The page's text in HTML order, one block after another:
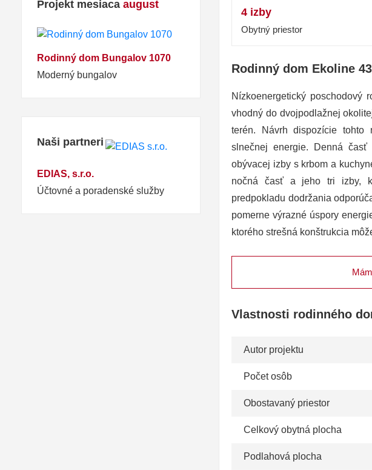
Projekt mesiaca august
Rodinný dom Bungalov 1070
Moderný bungalov
Naši partneri
EDIAS, s.r.o.
Účtovné a poradenské služby
4 izby
Obytný priestor
Rodinný dom Ekoline
Nízkoenergetický poschodový
vhodný do dvojpodlažnej
terén. Návrh dispozície tohto
slnečnej energie. Denná
obývacej izby s krbom a
nočná časť a jeho tri izby,
predpokladu dodržania
pomerne výrazné úspory
ktorého strešná konštrukcia
Vlastnosti rodinného
Autor projektu
Počet osôb
Obostavaný priestor
Celkový obytná plocha
Podlahová plocha